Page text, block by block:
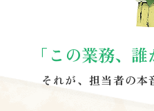
「この業務、
それが、担当者の